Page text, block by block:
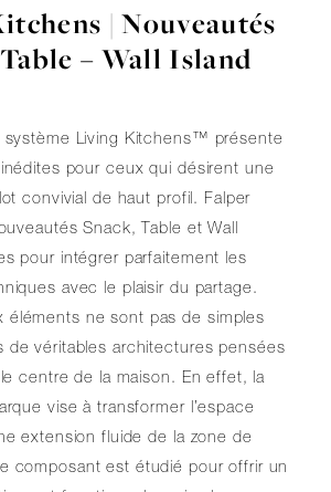
| Nouveautés
– Wall Island
système Living Kitchens™ présente
pour ceux qui désirent une
convivial de haut profil. Falper
Snack, Table et Wall
pour intégrer parfaitement les
avec le plaisir du partage.
éléments ne sont pas de simples
de véritables architectures pensées
centre de la maison. En effet, la
vise à transformer l’espace
extension fluide de la zone de
composant est étudié pour offrir un